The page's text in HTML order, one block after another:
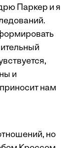
Паркер и я
и
нам
но